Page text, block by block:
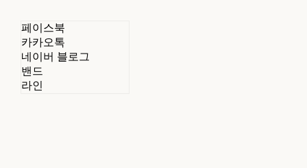
페이스북
카카오톡
네이버 블로그
밴드
라인